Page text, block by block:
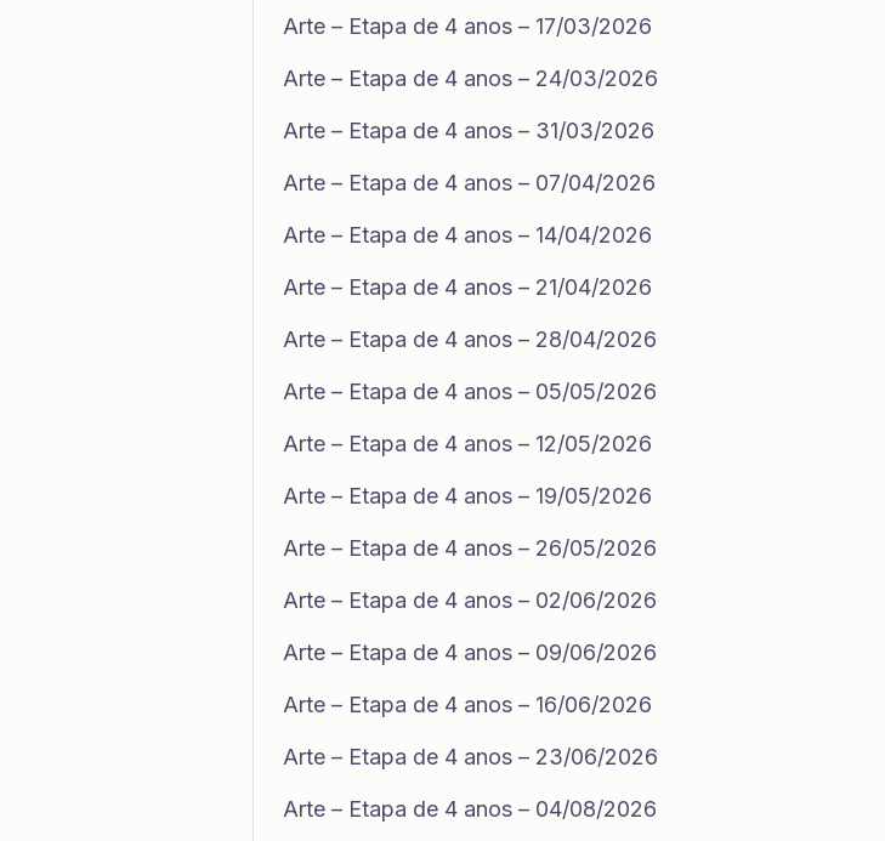
Arte – Etapa de 4 anos – 17/03/2026
Arte – Etapa de 4 anos – 24/03/2026
Arte – Etapa de 4 anos – 31/03/2026
Arte – Etapa de 4 anos – 07/04/2026
Arte – Etapa de 4 anos – 14/04/2026
Arte – Etapa de 4 anos – 21/04/2026
Arte – Etapa de 4 anos – 28/04/2026
Arte – Etapa de 4 anos – 05/05/2026
Arte – Etapa de 4 anos – 12/05/2026
Arte – Etapa de 4 anos – 19/05/2026
Arte – Etapa de 4 anos – 26/05/2026
Arte – Etapa de 4 anos – 02/06/2026
Arte – Etapa de 4 anos – 09/06/2026
Arte – Etapa de 4 anos – 16/06/2026
Arte – Etapa de 4 anos – 23/06/2026
Arte – Etapa de 4 anos – 04/08/2026